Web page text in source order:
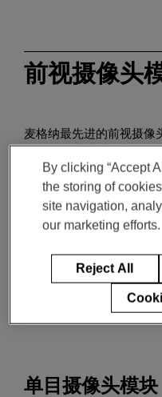
我
们
术
如
前视摄像头
麦格纳最先进的前视摄像
双目摄像头模块组成，具
率和精度。麦格纳前视摄
规，将驾驶能力提升到新
单目摄像头模块
By clicking “Accept
the storing of
site navigation,
our marketing efforts.
Reject All